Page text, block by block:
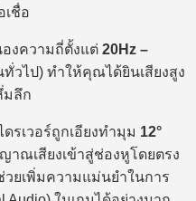
เชื่อ
งความถี่ตั้งแต่ 20Hz –
ทั่วไป) ทำให้คุณได้ยินเสียงสูง
มลึก
ดรเวอร์ถูกเอียงทำมุม 12°
ณเสียงเข้าสู่ช่องหูโดยตรง
ยเพิ่มความแม่นยำในการ
Audio) ในเกมได้อย่างมาก